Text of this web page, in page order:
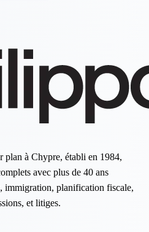
plan à Chypre, établi en 1984,
avec plus de 40 ans
immigration, planification fiscale,
et litiges.